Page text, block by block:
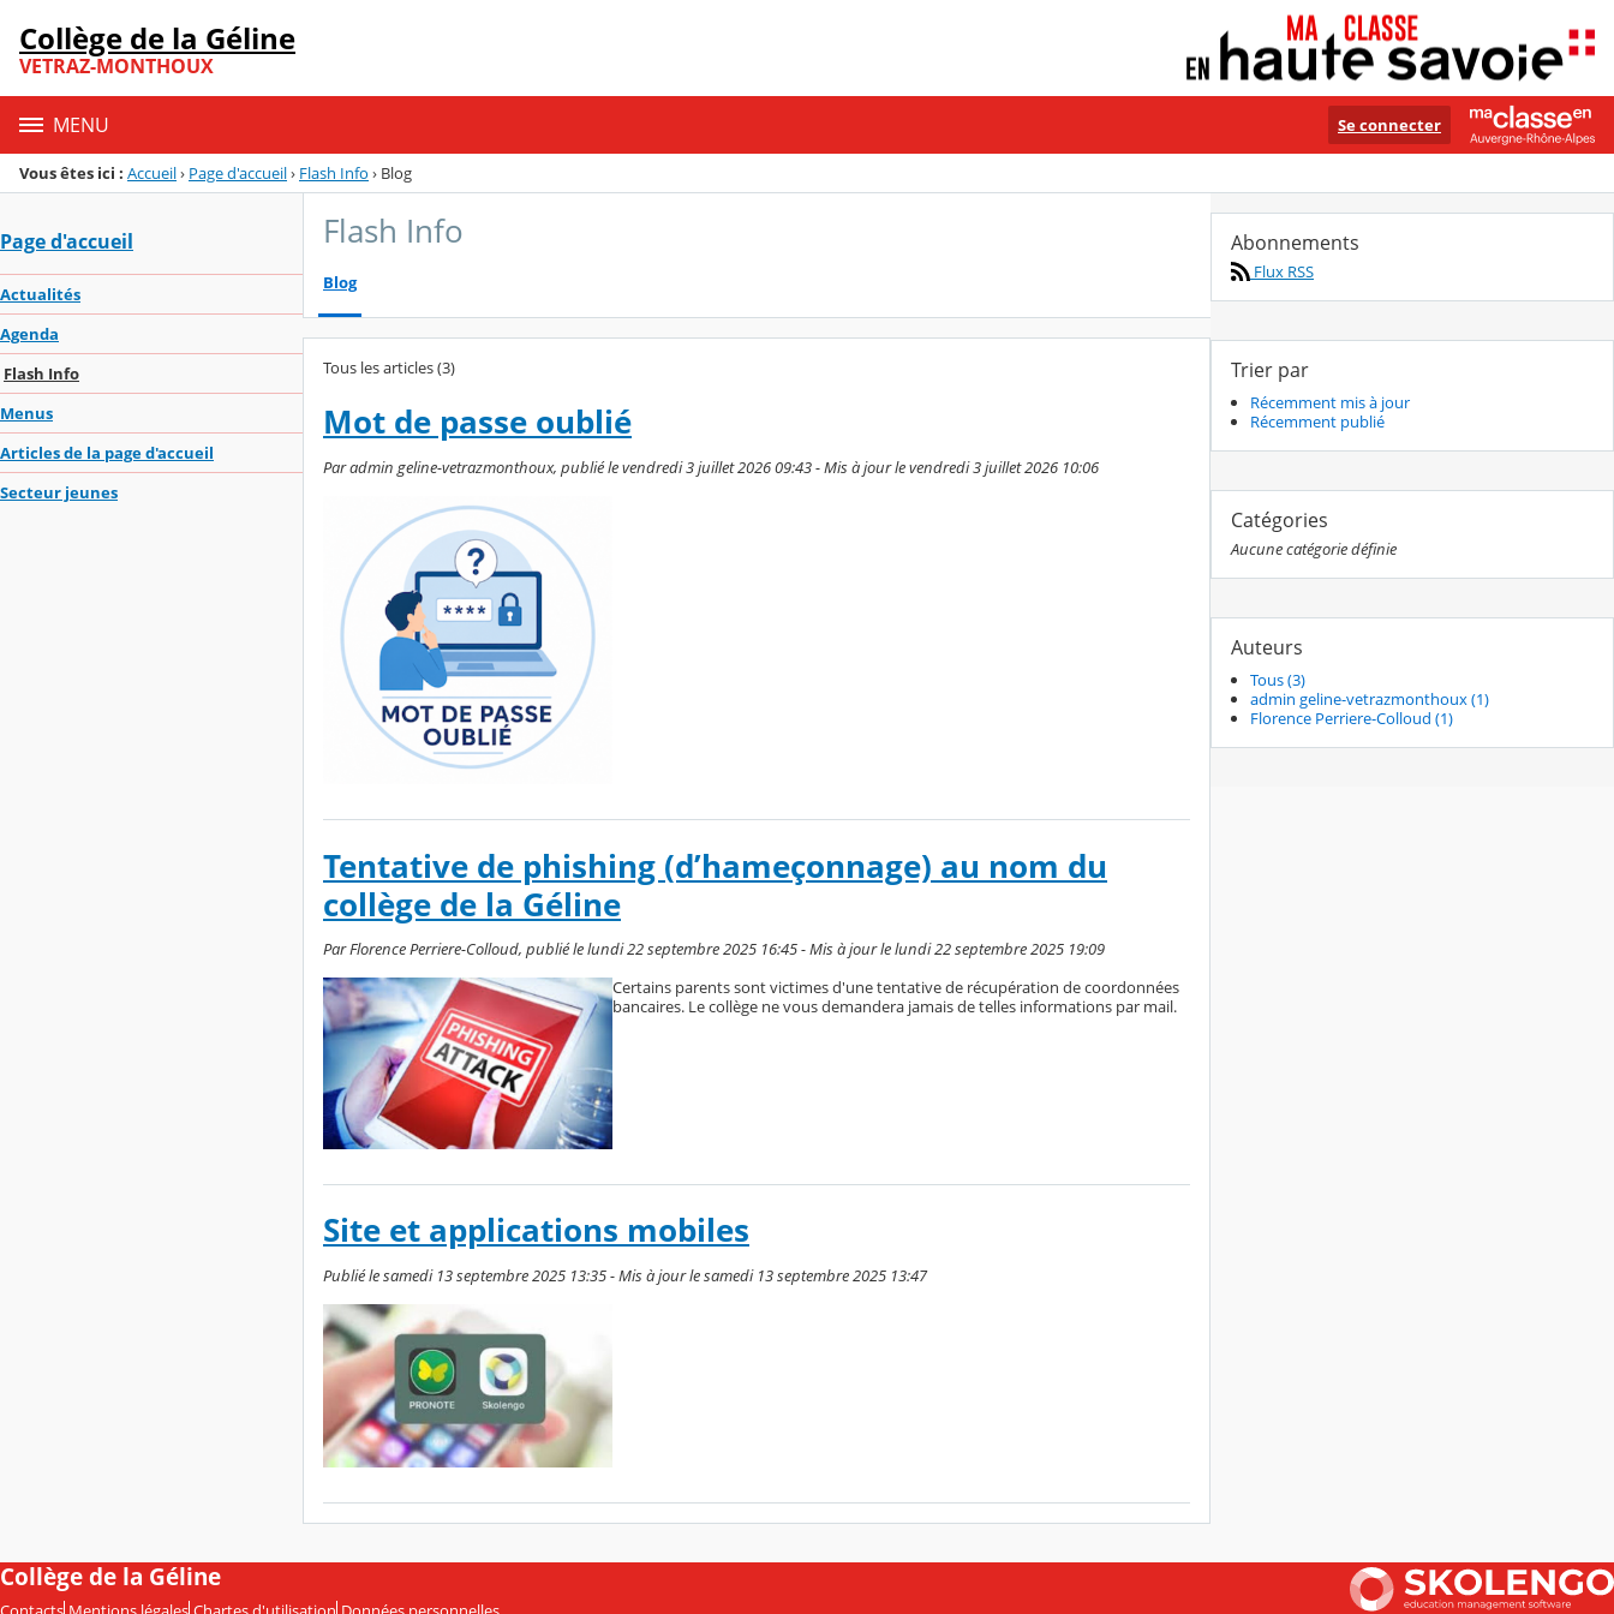
Menu de la rubrique
Contenu
Collège de la Géline
VETRAZ-MONTHOUX
MENU Se connecter
Vous êtes ici : Accueil› Page d'accueil› Flash Info › Blog
Page d'accueil
Actualités
Agenda
Flash Info
Menus
Articles de la page d'accueil
Secteur jeunes
Flash Info
Blog
Tous les articles (3)
Mot de passe oublié
Par admin geline-vetrazmonthoux, publié le vendredi 3 juillet 2026 09:43 - Mis à jour le vendredi 3 juillet 2026 10:06
Tentative de phishing (d’hameçonnage) au nom du
collège de la Géline
Par Florence Perriere-Colloud, publié le lundi 22 septembre 2025 16:45 - Mis à jour le lundi 22 septembre 2025 19:09
Certains parents sont victimes d'une tentative de récupération de coordonnées
bancaires. Le collège ne vous demandera jamais de telles informations par mail.
Site et applications mobiles
Publié le samedi 13 septembre 2025 13:35 - Mis à jour le samedi 13 septembre 2025 13:47
Abonnements
Flux RSS
Trier par
Récemment mis à jour
Récemment publié
Catégories
Aucune catégorie définie
Auteurs
Tous (3)
admin geline-vetrazmonthoux (1)
Florence Perriere-Colloud (1)
Collège de la Géline